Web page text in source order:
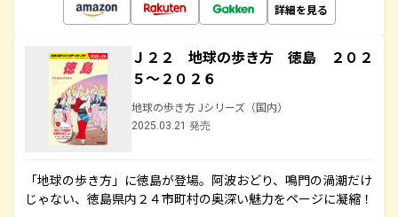
詳細を見る
Ｊ２２ 地球の歩き方 徳島 ２０２
５～２０２６
地球の歩き方 Jシリーズ（国内）
2025.03.21 発売
「地球の歩き方」に徳島が登場。阿波おどり、鳴門の渦潮だけ
じゃない、徳島県内２４市町村の奥深い魅力をページに凝縮！